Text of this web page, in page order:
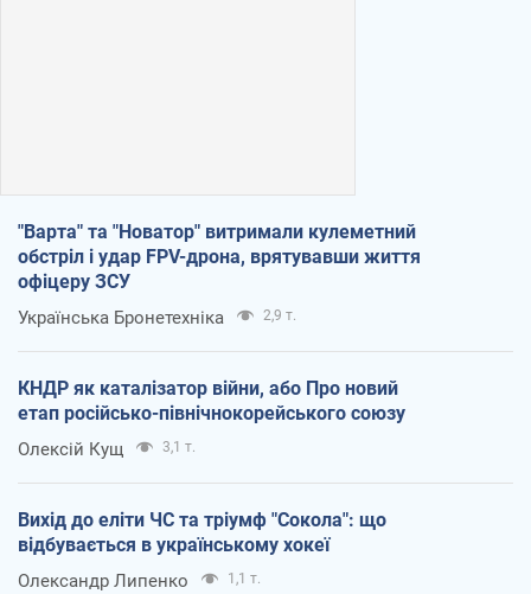
"Варта" та "Новатор" витримали кулеметний
обстріл і удар FPV-дрона, врятувавши життя
офіцеру ЗСУ
Українська Бронетехніка 2,9 т.
КНДР як каталізатор війни, або Про новий
етап російсько-північнокорейського союзу
Олексій Кущ 3,1 т.
Вихід до еліти ЧС та тріумф "Сокола": що
відбувається в українському хокеї
Олександр Липенко 1,1 т.